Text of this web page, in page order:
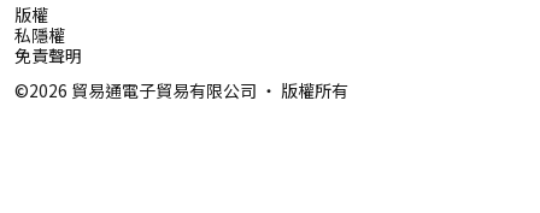
©2026 貿易通電子貿易有限公司 ‧ 版權所有
版權
私隱權
免責聲明